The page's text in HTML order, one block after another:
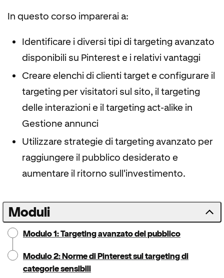
In questo corso imparerai a:
Identificare i diversi tipi di targeting avanzato
disponibili su Pinterest e i relativi vantaggi
Creare elenchi di clienti target e configurare il
targeting per visitatori sul sito, il targeting
delle interazioni e il targeting act-alike in
Gestione annunci
Utilizzare strategie di targeting avanzato per
raggiungere il pubblico desiderato e
aumentare il ritorno sull'investimento.
Moduli
Modulo 1: Targeting avanzato del pubblico
Modulo 2: Norme di Pinterest sul targeting di
categorie sensibili